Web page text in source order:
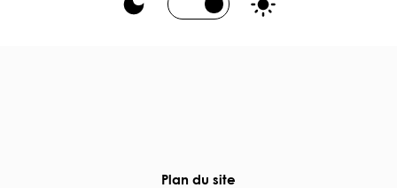
Plan du site